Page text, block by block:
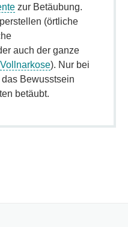
zur Betäubung.
(örtliche
auch der ganze
Vollnarkose). Nur bei
Bewusstsein
betäubt.